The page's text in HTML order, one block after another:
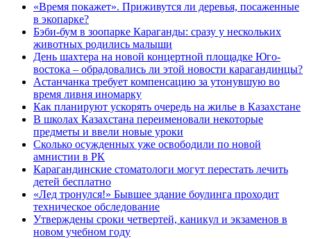
«Время покажет». Приживутся ли деревья, посаженные
в экопарке?
Бэби-бум в зоопарке Караганды: сразу у нескольких
животных родились малыши
День шахтера на новой концертной площадке Юго-
востока – обрадовались ли этой новости карагандинцы?
Астанчанка требует компенсацию за утонувшую во
время ливня иномарку
Как планируют ускорять очередь на жилье в Казахстане
В школах Казахстана переименовали некоторые
предметы и ввели новые уроки
Сколько осужденных уже освободили по новой
амнистии в РК
Карагандинские стоматологи могут перестать лечить
детей бесплатно
«Лед тронулся!» Бывшее здание боулинга проходит
техническое обследование
Утверждены сроки четвертей, каникул и экзаменов в
новом учебном году